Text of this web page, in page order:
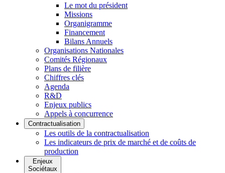
Le mot du président
Missions
Organigramme
Financement
Bilans Annuels
Organisations Nationales
Comités Régionaux
Plans de filière
Chiffres clés
Agenda
R&D
Enjeux publics
Appels à concurrence
Contractualisation
Les outils de la contractualisation
Les indicateurs de prix de marché et de coûts de
production
Enjeux
Sociétaux